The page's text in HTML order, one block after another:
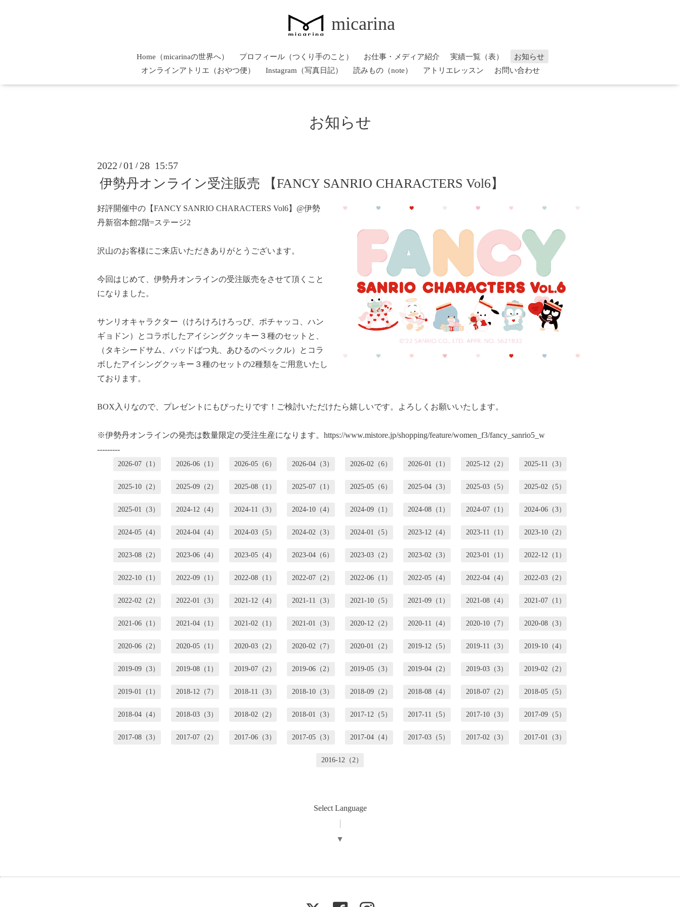
micarina
Home（micarinaの世界へ） プロフィール（つくり手のこと） お仕事・メディア紹介 実績一覧（表）
お知らせ
オンラインアトリエ（おやつ便）
Instagram（写真日記） 読みもの（note） アトリエレッスン お問い合わせ
お知らせ
2022 /01 / 28 15:57
伊勢丹オンライン受注販売 【FANCY SANRIO CHARACTERS Vol6】
好評開催中の【FANCY SANRIO CHARACTERS Vol6】@伊勢
丹新宿本館2階=ステージ2
沢山のお客様にご来店いただきありがとうございます。
今回はじめて、 伊勢丹オンラインの受注販売をさせて頂くこと
になりました。
サンリオキャラクター（けろけろけろっぴ、ポチャッコ、ハン
ギョドン）とコラボしたアイシングクッキー３種のセットと、
（タキシードサム、バッドばつ丸、あひるのペックル）とコラ
ボしたアイシングクッキー３種のセットの2種類をご用意いたし
ております。
BOX入りなので、プレゼントにもぴったりです！ ご検討いただけたら嬉しいです。よろしくお願いいたします。
※伊勢丹オンラインの発売は数量限定の受注生産になります。 https://www.mistore.jp/shopping/feature/women_f3/fancy_sanrio5_w
---------
2026-07（1） 2026-06（1） 2026-05（6） 2026-04（3） 2026-02（6） 2026-01（1） 2025-12（2） 2025-11（3）
2025-10（2） 2025-09（2） 2025-08（1） 2025-07（1） 2025-05（6） 2025-04（3） 2025-03（5） 2025-02（5）
2025-01（3） 2024-12（4） 2024-11（3） 2024-10（4） 2024-09（1） 2024-08（1） 2024-07（1） 2024-06（3）
2024-05（4） 2024-04（4） 2024-03（5） 2024-02（3） 2024-01（5） 2023-12（4） 2023-11（1） 2023-10（2）
2023-08（2） 2023-06（4） 2023-05（4） 2023-04（6） 2023-03（2） 2023-02（3） 2023-01（1） 2022-12（1）
2022-10（1） 2022-09（1） 2022-08（1） 2022-07（2） 2022-06（1） 2022-05（4） 2022-04（4） 2022-03（2）
2022-02（2） 2022-01（3） 2021-12（4） 2021-11（3） 2021-10（5） 2021-09（1） 2021-08（4） 2021-07（1）
2021-06（1） 2021-04（1） 2021-02（1） 2021-01（3） 2020-12（2） 2020-11（4） 2020-10（7） 2020-08（3）
2020-06（2） 2020-05（1） 2020-03（2） 2020-02（7） 2020-01（2） 2019-12（5） 2019-11（3） 2019-10（4）
2019-09（3） 2019-08（1） 2019-07（2） 2019-06（2） 2019-05（3） 2019-04（2） 2019-03（3） 2019-02（2）
2019-01（1） 2018-12（7） 2018-11（3） 2018-10（3） 2018-09（2） 2018-08（4） 2018-07（2） 2018-05（5）
2018-04（4） 2018-03（3） 2018-02（2） 2018-01（3） 2017-12（5） 2017-11（5） 2017-10（3） 2017-09（5）
2017-08（3） 2017-07（2） 2017-06（3） 2017-05（3） 2017-04（4） 2017-03（5） 2017-02（3） 2017-01（3）
2016-12（2）
Select Language
▼